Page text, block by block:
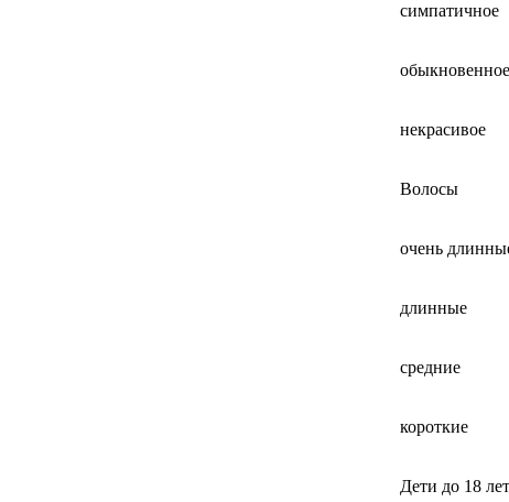
симпатичное
обыкновенное
некрасивое
Волосы
очень
длинные
средние
короткие
Дети до 18 лет